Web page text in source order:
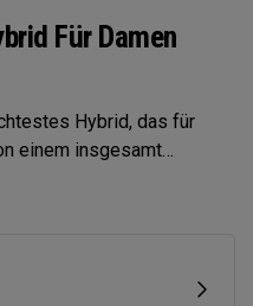
Für Damen
Hybrid, das für
einem insgesamt
Schlägerkopf bis zum
Ballkontakt